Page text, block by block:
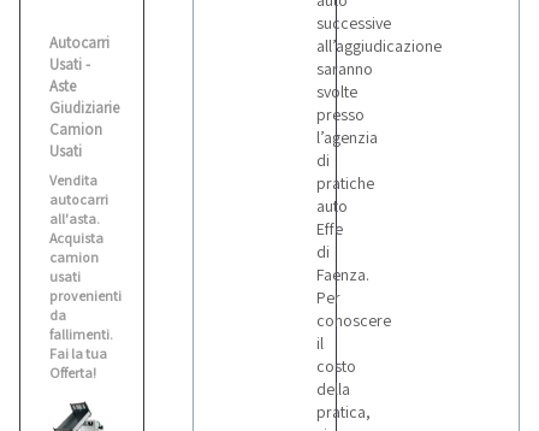
Volvo
Autocarri
Usati -
Aste
Giudiziarie
Camion
Usati
Vendita
autocarri
all'asta.
Acquista
camion
usati
provenienti
da
fallimenti.
Fai la tua
Offerta!
successive
all’aggiudicazione
saranno
svolte
presso
l’agenzia
di
pratiche
auto
Effe
di
Faenza.
Per
conoscere
il
costo
della
pratica,